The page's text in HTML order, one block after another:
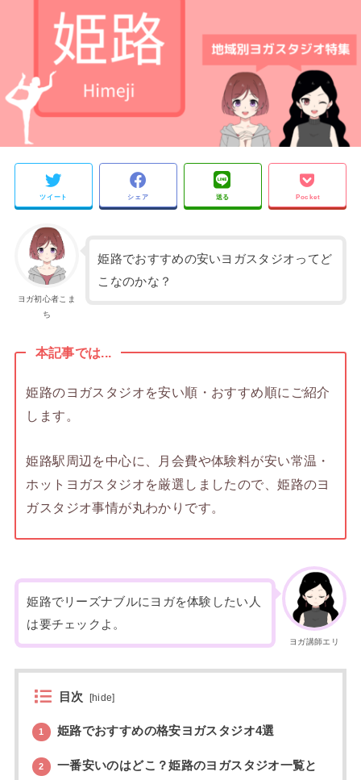
ツイート シェア 送る Pocket
ヨガ初心者こま
ち
姫路でおすすめの安いヨガスタジオってど
こなのかな？
本記事では...
姫路のヨガスタジオを安い順・おすすめ順にご紹介
します。
姫路駅周辺を中心に、月会費や体験料が安い常温・
ホットヨガスタジオを厳選しましたので、姫路のヨ
ガスタジオ事情が丸わかりです。
ヨガ講師エリ
姫路でリーズナブルにヨガを体験したい人
は要チェックよ。
目次 [hide]
1 姫路でおすすめの格安ヨガスタジオ4選
2
一番安いのはどこ？姫路のヨガスタジオ一覧と